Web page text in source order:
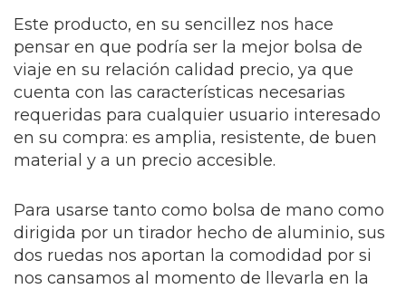
Este producto, en su sencillez nos hace
pensar en que podría ser la mejor bolsa de
viaje en su relación calidad precio, ya que
cuenta con las características necesarias
requeridas para cualquier usuario interesado
en su compra: es amplia, resistente, de buen
material y a un precio accesible.
Para usarse tanto como bolsa de mano como
dirigida por un tirador hecho de aluminio, sus
dos ruedas nos aportan la comodidad por si
nos cansamos al momento de llevarla en la